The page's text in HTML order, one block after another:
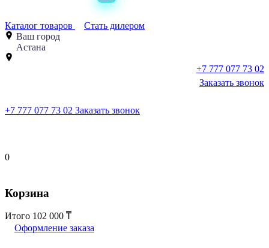
Каталог товаров
Стать дилером
Ваш город
Астана
+7 777 077 73 02
Заказать звонок
+7 777 077 73 02 Заказать звонок
0
Корзина
Итого 102 000
Оформление заказа